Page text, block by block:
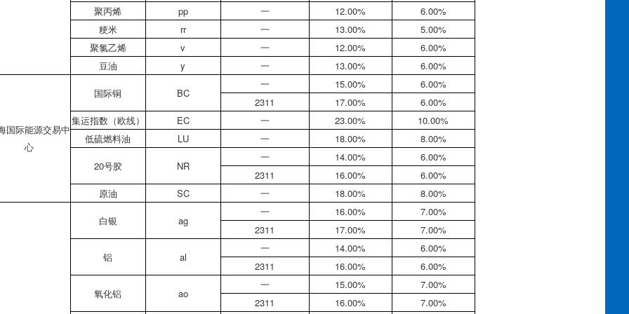
聚丙烯
pp 一 12.00%
6.00%
粳米
rr 一 13.00%
5.00%
聚氯乙烯
v 一 12.00%
6.00%
豆油
y 一 13.00% 6.00%
国际能源交易中
心
国际铜 BC
一 15.00%
6.00%
2311
17.00%
6.00%
集运指数（欧线）
EC 一 23.00%
10.00%
低硫燃料油
LU 一 18.00% 8.00%
20号胶 NR
一 14.00%
6.00%
2311
16.00%
6.00%
原油
SC 一 18.00% 8.00%
白银 ag
一 16.00%
7.00%
2311
17.00% 7.00%
铝 al
一 14.00%
6.00%
2311
16.00% 6.00%
氧化铝 ao
一 15.00%
7.00%
2311
16.00% 7.00%